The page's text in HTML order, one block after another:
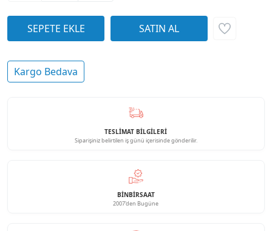
Kargo Bedava
TESLİMAT BİLGİLERİ
Siparişiniz belirtilen iş günü içerisinde gönderilir.
BINBIRSAAT
2007'den Bugüne